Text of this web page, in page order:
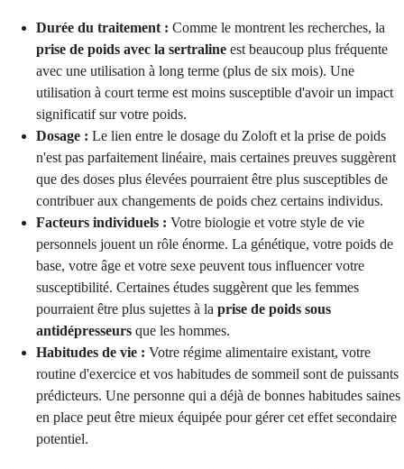
Durée du traitement : Comme le montrent les recherches, la
prise de poids avec la sertraline est beaucoup plus fréquente
avec une utilisation à long terme (plus de six mois). Une
utilisation à court terme est moins susceptible d'avoir un impact
significatif sur votre poids.
Dosage : Le lien entre le dosage du Zoloft et la prise de poids
n'est pas parfaitement linéaire, mais certaines preuves suggèrent
que des doses plus élevées pourraient être plus susceptibles de
contribuer aux changements de poids chez certains individus.
Facteurs individuels : Votre biologie et votre style de vie
personnels jouent un rôle énorme. La génétique, votre poids de
base, votre âge et votre sexe peuvent tous influencer votre
susceptibilité. Certaines études suggèrent que les femmes
pourraient être plus sujettes à la prise de poids sous
antidépresseurs que les hommes.
Habitudes de vie : Votre régime alimentaire existant, votre
routine d'exercice et vos habitudes de sommeil sont de puissants
prédicteurs. Une personne qui a déjà de bonnes habitudes saines
en place peut être mieux équipée pour gérer cet effet secondaire
potentiel.